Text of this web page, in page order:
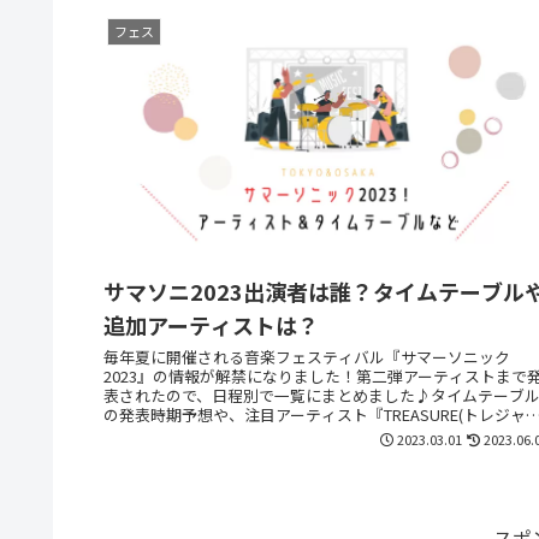
フェス
サマソニ2023出演者は誰？タイムテーブル
追加アーティストは？
毎年夏に開催される音楽フェスティバル『サマーソニック
2023』の情報が解禁になりました！第二弾アーティストまで
表されたので、日程別で一覧にまとめました♪タイムテーブル
の発表時期予想や、注目アーティスト『TREASURE(トレジャ
2023.03.01